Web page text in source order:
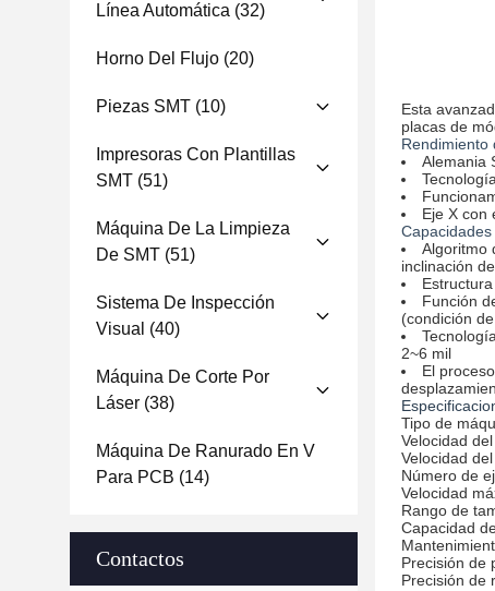
Línea Automática (32)
Horno Del Flujo (20)
Piezas SMT (10)
Impresoras Con Plantillas
SMT (51)
Máquina De La Limpieza
De SMT (51)
Sistema De Inspección
Visual (40)
Máquina De Corte Por
Láser (38)
Máquina De Ranurado En V
Para PCB (14)
Contactos
Esta
placas de
Rendimiento
Alemania
Eje X con
Algoritmo
inclinación
Función
(condición
2~6 mil
El
Tipo de
Velocidad
Velocidad
Número de
Velocidad
Rango de
Capacidad
Precisión de
Precisión de